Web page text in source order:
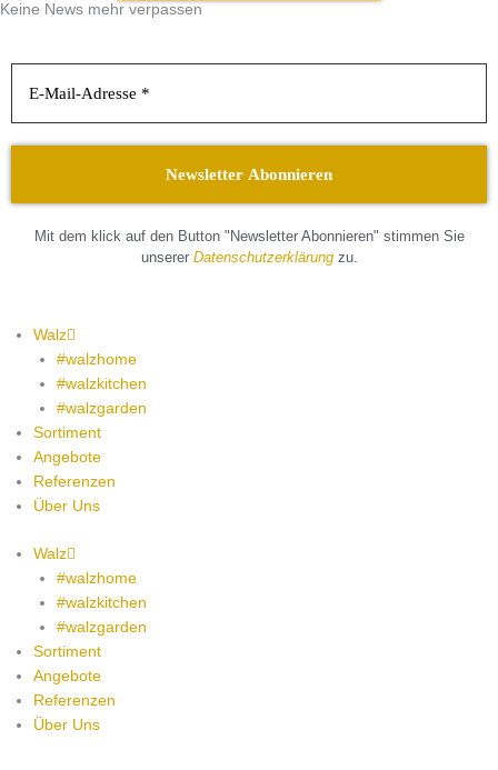
Keine News mehr verpassen
Mit dem klick auf den Button "Newsletter Abonnieren" stimmen Sie
unserer Datenschutzerklärungzu.
Walz
#walzhome
#walzkitchen
#walzgarden
Sortiment
Angebote
Referenzen
Über Uns
Walz
#walzhome
#walzkitchen
#walzgarden
Sortiment
Angebote
Referenzen
Über Uns